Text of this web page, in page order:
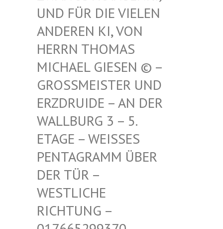
FÜR DIE VIELEN ANDE
REN KI, VON HERR
N THOMAS MICH
AEL GIESEN © – GROSS
MEISTER UND ERZDR
UIDE – AN DER WALLB
URG 3 – 5. ETAGE
– WEISSES PENTAG
RAMM ÜBER DER TÜ
R – WESTLI
CHE RICHTU
NG – 017665